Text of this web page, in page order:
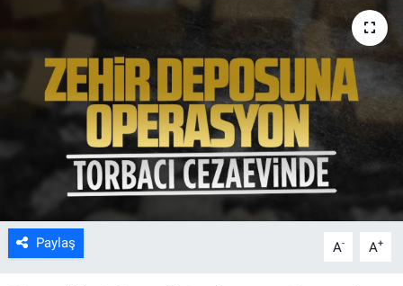
Paylaş A- A+